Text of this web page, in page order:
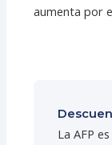
aumenta por
La AFP